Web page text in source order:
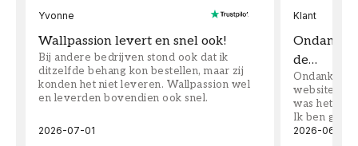
Yvonne
Wallpassion levert en snel ook!
Bij andere bedrijven stond ook dat ik
ditzelfde behang kon bestellen, maar zij
konden het niet leveren. Wallpassion wel
en leverden bovendien ook snel.
2026-07-01
Klant
Ondanks
de…
Ondanks
website
was het
Ik ben
2026-06-08